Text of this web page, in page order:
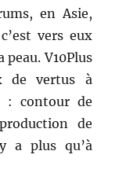
en Asie,
vers eux
peau. V10Plus
de vertus à
: contour de
de
a plus qu’à